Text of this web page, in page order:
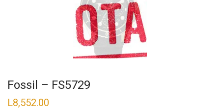
Fossil – FS5729
L8,552.00